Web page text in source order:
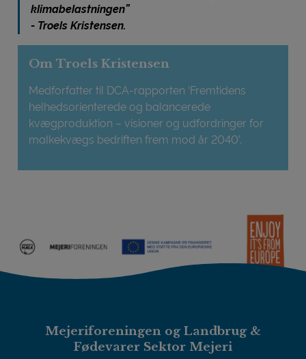
klimabelastningen”
- Troels Kristensen.
Om Troels Kristensen
Medforfatter til DCA-rapporten ‘Fremtidens
helhedsorienterede og balancerede
kvægproduktion – visioner og udfordringer for
malkekvægs bedriften frem mod år 2040’.
Mejeriforeningen og Landbrug &
Fødevarer Sektor Mejeri